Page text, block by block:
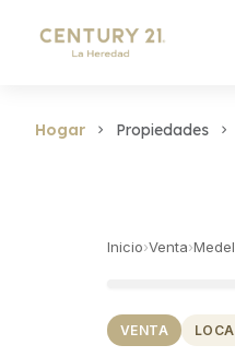
Hogar Propiedades
Inicio›Venta›
VENTA